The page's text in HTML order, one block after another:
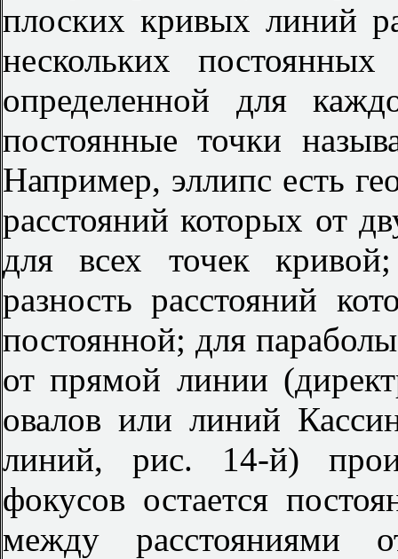
плоских кривых линий
нескольких
определенной для
постоянные точки
Например, эллипс есть
расстояний которых от
для всех точек
разность расстояний
постоянной; для
от прямой линии
овалов или линий
линий, рис. 14-й)
фокусов остается
между расстояниями